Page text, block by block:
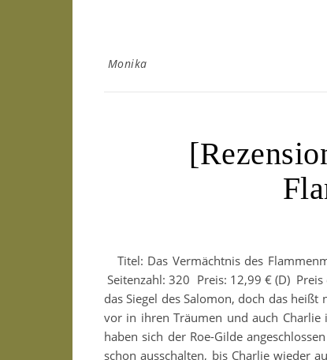
Monika
Titel: Das Vermächtnis des
Seitenzahl: 320 Preis: 12,99 € (D)
das Siegel des Salomon, doch das
vor in ihren Träumen und auch
haben sich der Roe-Gilde
schon ausschalten, bis Charlie wieder